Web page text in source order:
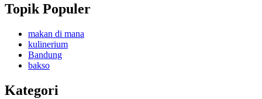
Topik Populer
makan di mana
kulinerium
Bandung
bakso
Kategori